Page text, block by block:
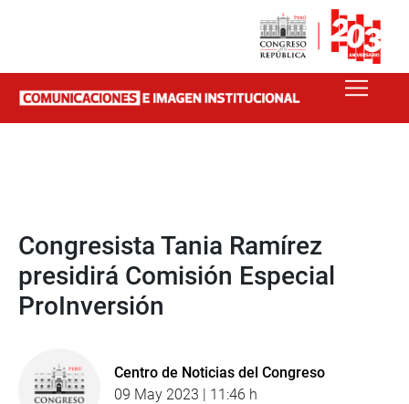
Congresista Tania Ramírez
presidirá Comisión Especial
ProInversión
Centro de Noticias del Congreso
09 May 2023 | 11:46 h